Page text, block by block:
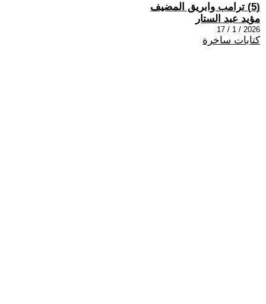
(5) ترامب وابريق المضيف
مؤيد عبد الستار
2026 / 1 / 17
كتابات ساخرة